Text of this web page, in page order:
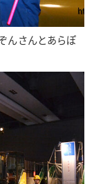
んさんとあらぽ